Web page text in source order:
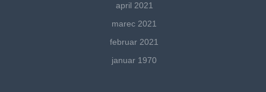
april 2021
marec 2021
februar 2021
januar 1970